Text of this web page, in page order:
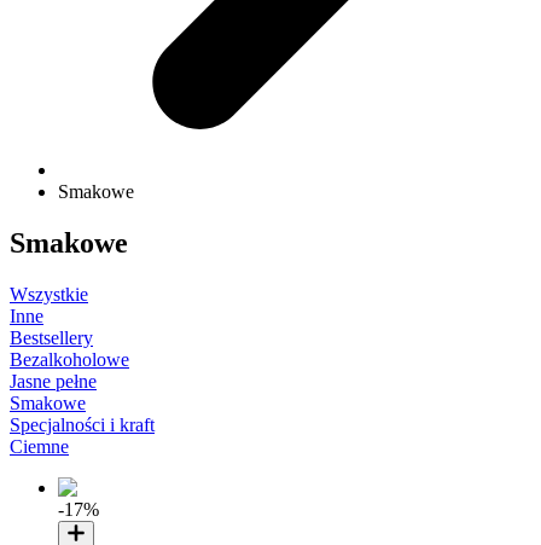
Smakowe
Smakowe
Wszystkie
Inne
Bestsellery
Bezalkoholowe
Jasne pełne
Smakowe
Specjalności i kraft
Ciemne
-17%